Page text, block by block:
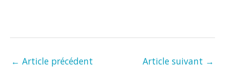
← Article précédent Article suivant →